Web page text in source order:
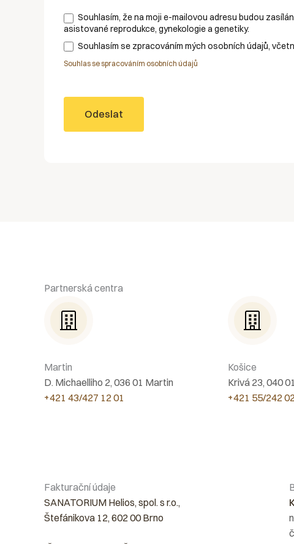
Souhlasím, že na moji e-mailovou adresu budou
asistované reprodukce, gynekologie a genetiky.
Souhlasím se zpracováním mých osobních údajů,
Souhlas se spracováním osobních údajů
Odeslat
Partnerská centra
Martin
D. Michaelliho 2, 036 01 Martin
+421 43/427 12 01
Košice
Krivá 23, 040
+421 55/242
Fakturační údaje
SANATORIUM Helios, spol. s r.o.,
Štefánikova 12, 602 00 Brno